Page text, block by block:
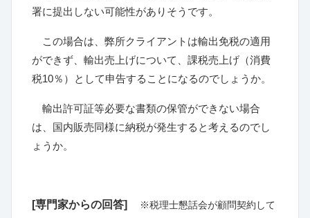
署に提出しない可能性がありそうです。
この場合は、弊所クライアントは輸出免税の適用
ができず、輸出売上げについて、課税売上げ（消費
税10％）として申告することになるのでしょうか。
輸出許可証等必要な書類の保管ができない場合
は、国内販売同様に納税が発生すると考えるのでし
ょうか。
[専門家からの回答]
※税理士懇話会が顧問契約して